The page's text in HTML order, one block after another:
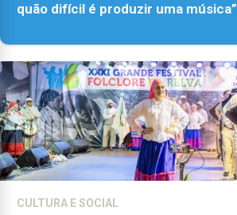
quão difícil é produzir uma música”
CULTURA E SOCIAL